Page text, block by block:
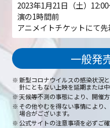
2023年1月21日（土）
演の1時間前
アニメイトチケットにて
一般発
新型コロナウイルスの感染状況
針にともない上映を延期または
天候等不測の事態により、開催
その他やむを得ない事情により
場合がございます。
公式サイトの注意事項を必ずご確